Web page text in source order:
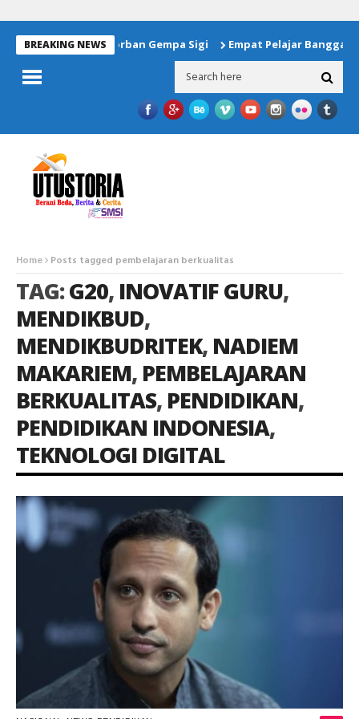
BREAKING NEWS
Bantuan Untuk Korban Gempa Sigi Empat Pelajar Banggai
Home Posts tagged pembelajaran berkualitas
TAG:G20, INOVATIF GURU,
MENDIKBUD,
MENDIKBUDRITEK, NADIEM
MAKARIEM, PEMBELAJARAN
BERKUALITAS, PENDIDIKAN,
PENDIDIKAN INDONESIA,
TEKNOLOGI DIGITAL